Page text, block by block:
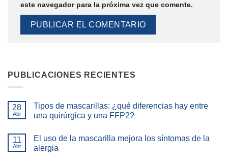
este navegador para la próxima vez que comente.
PUBLICACIONES RECIENTES
28
Abr
Tipos de mascarillas: ¿qué diferencias hay entre
una quirúrgica y una FFP2?
11
Abr
El uso de la mascarilla mejora los síntomas de la
alergia